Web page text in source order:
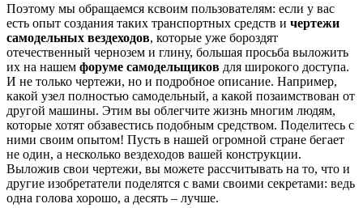
Поэтому мы обращаемся ксвоим пользователям: если у вас
есть опыт создания таких транспортных средств и чертежи
самодельных вездеходов, которые уже бороздят
отечественный чернозем и глину, большая просьба выложить
их на нашем форуме самодельщиков для широкого доступа.
И не только чертежи, но и подробное описание. Например,
какой узел полностью самодельный, а какой позаимствован от
другой машины. Этим вы облегчите жизнь многим людям,
которые хотят обзавестись подобным средством. Поделитесь с
ними своим опытом! Пусть в нашей огромной стране бегает
не один, а несколько вездеходов вашей конструкции.
Выложив свои чертежи, вы можете рассчитывать на то, что и
другие изобретатели поделятся с вами своими секретами: ведь
одна голова хорошо, а десять – лучше.